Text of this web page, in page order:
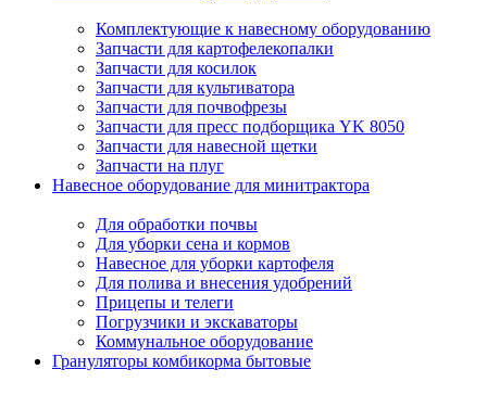
Комплектующие к навесному оборудованию
Запчасти для картофелекопалки
Запчасти для косилок
Запчасти для культиватора
Запчасти для почвофрезы
Запчасти для пресс подборщика YK 8050
Запчасти для навесной щетки
Запчасти на плуг
Навесное оборудование для минитрактора
Для обработки почвы
Для уборки сена и кормов
Навесное для уборки картофеля
Для полива и внесения удобрений
Прицепы и телеги
Погрузчики и экскаваторы
Коммунальное оборудование
Грануляторы комбикорма бытовые